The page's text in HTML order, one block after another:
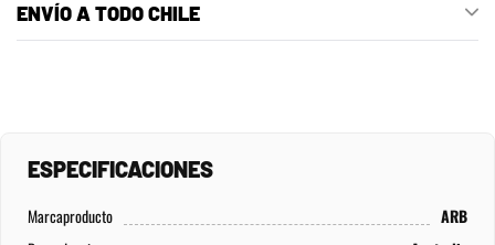
ENVÍO A TODO CHILE
ESPECIFICACIONES
Marcaproducto
ARB